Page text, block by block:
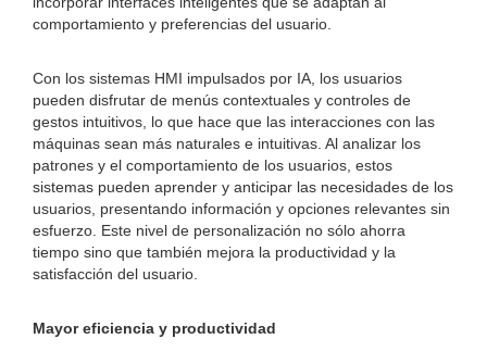
comportamiento y preferencias del usuario.
Con los sistemas HMI impulsados ​​por IA, los usuarios
pueden disfrutar de menús contextuales y controles de
gestos intuitivos, lo que hace que las interacciones con las
máquinas sean más naturales e intuitivas. Al analizar los
patrones y el comportamiento de los usuarios, estos
sistemas pueden aprender y anticipar las necesidades de los
usuarios, presentando información y opciones relevantes sin
esfuerzo. Este nivel de personalización no sólo ahorra
tiempo sino que también mejora la productividad y la
satisfacción del usuario.
Mayor eficiencia y productividad